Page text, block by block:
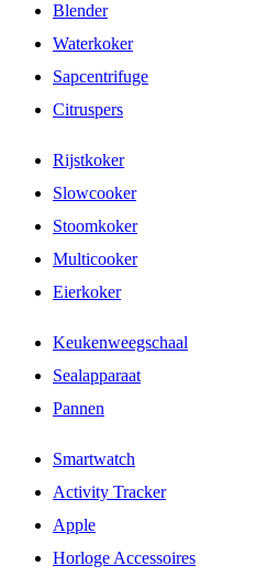
Blender
Waterkoker
Sapcentrifuge
Citruspers
Rijstkoker
Slowcooker
Stoomkoker
Multicooker
Eierkoker
Keukenweegschaal
Sealapparaat
Pannen
Smartwatch
Activity Tracker
Apple
Horloge Accessoires